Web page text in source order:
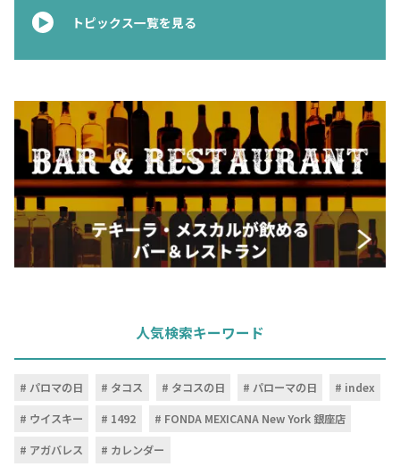
トピックス一覧を見る
人気検索キーワード
パロマの日 タコス タコスの日 パローマの日
index
ウイスキー
1492
FONDA MEXICANA New York 銀座店
アガバレス
カレンダー